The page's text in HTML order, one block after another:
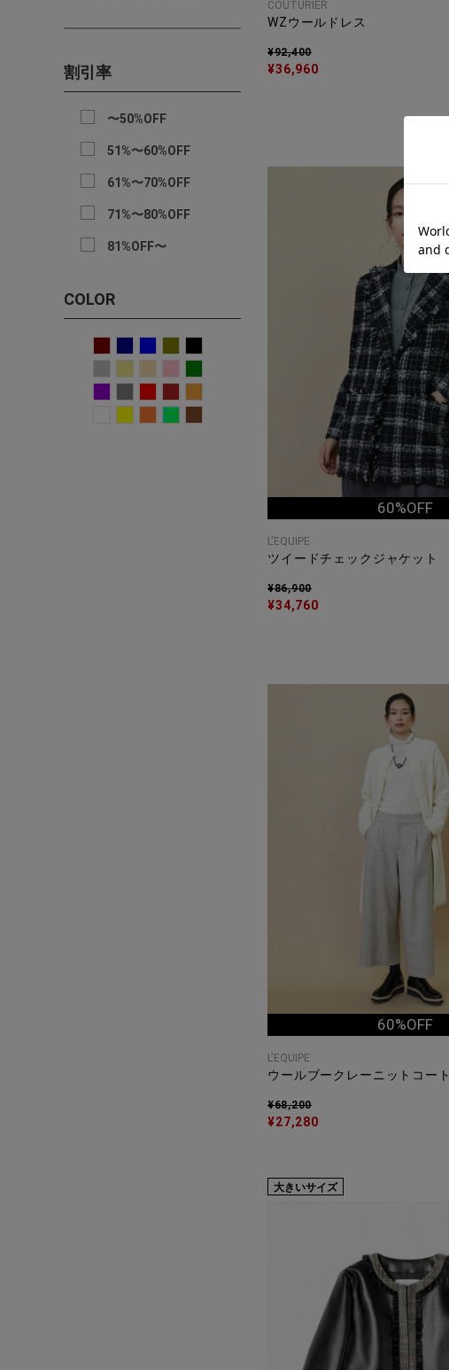
割引率
〜50%OFF
51%〜60%OFF
61%〜70%OFF
71%〜80%OFF
81%OFF〜
COLOR
COUTURIER
WZウールドレス
¥92,400
¥36,960
60%OFF
L'EQUIPE
ツイードチェックジャケット
¥86,900
¥34,760
60%OFF
L'EQUIPE
ウールブークレーニットコート
¥68,200
¥27,280
大きいサイズ